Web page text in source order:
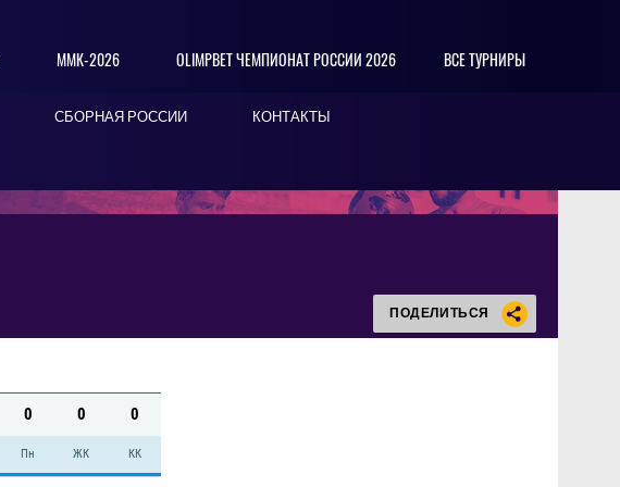
ММК-2026 OLIMPBET ЧЕМПИОНАТ РОССИИ 2026 ВСЕ ТУРНИРЫ
СБОРНАЯ РОССИИ КОНТАКТЫ
ПОДЕЛИТЬСЯ
0 0 0
Пн ЖК КК